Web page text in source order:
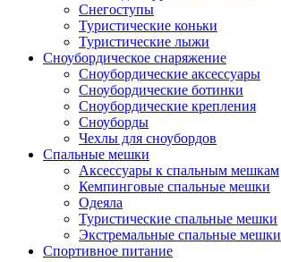
Снегоступы
Туристические коньки
Туристические лыжи
Сноубордическое снаряжение
Сноубордические аксессуары
Сноубордические ботинки
Сноубордические крепления
Сноуборды
Чехлы для сноубордов
Спальные мешки
Аксессуары к спальным мешкам
Кемпинговые спальные мешки
Одеяла
Туристические спальные мешки
Экстремальные спальные мешки
Спортивное питание